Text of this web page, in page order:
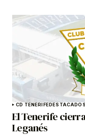
CD TENERIFEDESTACADOS
El Tenerife
Leganés